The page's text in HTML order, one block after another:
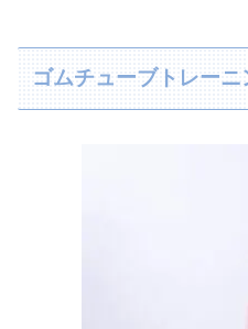
ゴムチューブトレー